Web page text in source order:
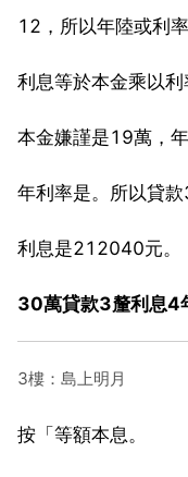
12，所以年陸或利率
利息等於本金乘以利
本金嫌謹是19萬，
年利率是。所以貸款
利息是212040元。
30萬貸款3釐利息4
3樓：島上明月
按「等額本息。